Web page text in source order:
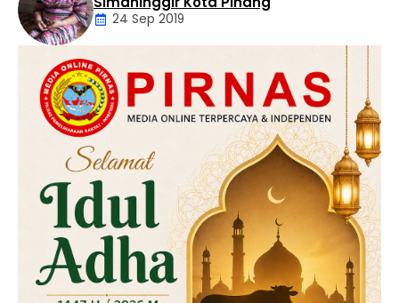
Daerah
Hukum
Kriminal
Labusel
24 Sep 2019